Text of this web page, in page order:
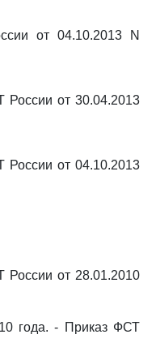
от 04.10.2013 N
от 30.04.2013
от 04.10.2013
от 28.01.2010
года. - Приказ ФСТ